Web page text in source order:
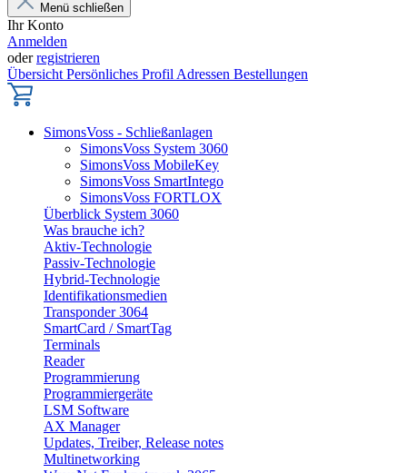
Menü schließen
Ihr Konto
Anmelden
oderregistrieren
Übersicht Persönliches Profil Adressen Bestellungen
SimonsVoss - Schließanlagen
SimonsVoss System 3060
SimonsVoss MobileKey
SimonsVoss SmartIntego
SimonsVoss FORTLOX
Überblick System 3060
Was brauche ich?
Aktiv-Technologie
Passiv-Technologie
Hybrid-Technologie
Identifikationsmedien
Transponder 3064
SmartCard / SmartTag
Terminals
Reader
Programmierung
Programmiergeräte
LSM Software
AX Manager
Updates, Treiber, Release notes
Multinetworking